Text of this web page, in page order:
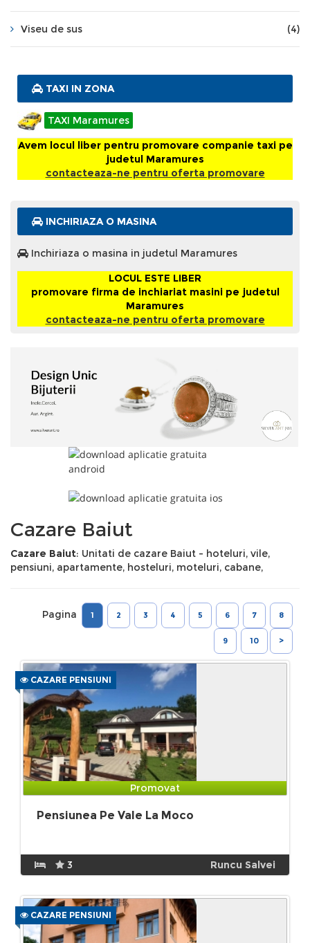
Viseu de sus (4)
TAXI IN ZONA
TAXI Maramures
Avem locul liber pentru promovare companie taxi pe
judetul Maramures
contacteaza-ne pentru oferta promovare
INCHIRIAZA O MASINA
Inchiriaza o masina in judetul Maramures
LOCUL ESTE LIBER
promovare firma de inchiariat masini pe judetul
Maramures
contacteaza-ne pentru oferta promovare
Cazare Baiut
Cazare Baiut: Unitati de cazare Baiut - hoteluri, vile,
pensiuni, apartamente, hosteluri, moteluri, cabane,
Pagina 1 2 3 4 5 6 7 8
9 10 >
CAZARE PENSIUNI
Promovat
Pensiunea Pe Vale La Moco
3 Runcu Salvei
CAZARE PENSIUNI